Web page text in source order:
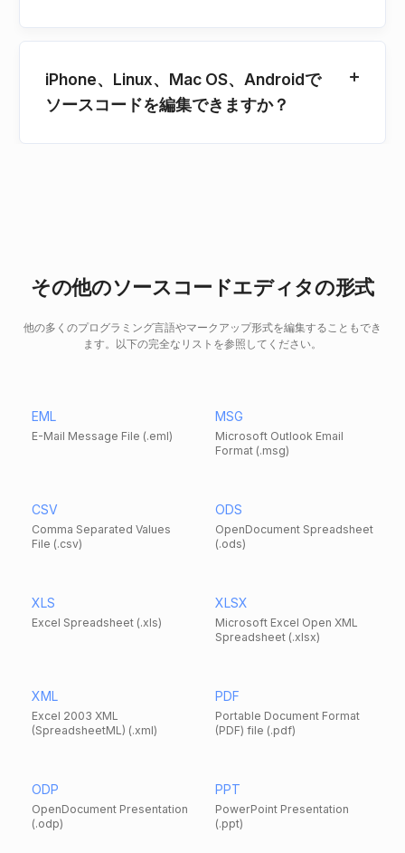
iPhone、Linux、Mac OS、Androidで
ソースコードを編集できますか？
その他のソースコードエディタの形式
他の多くのプログラミング言語やマークアップ形式を編集することもでき
ます。以下の完全なリストを参照してください。
EML
E-Mail Message File (.eml)
MSG
Microsoft Outlook Email
Format (.msg)
CSV
Comma Separated Values
File (.csv)
ODS
OpenDocument Spreadsheet
(.ods)
XLS
Excel Spreadsheet (.xls)
XLSX
Microsoft Excel Open XML
Spreadsheet (.xlsx)
XML
Excel 2003 XML
(SpreadsheetML) (.xml)
PDF
Portable Document Format
(PDF) file (.pdf)
ODP
OpenDocument Presentation
(.odp)
PPT
PowerPoint Presentation
(.ppt)